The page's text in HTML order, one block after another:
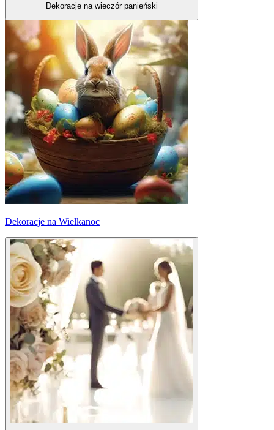
Dekoracje na wieczór panieński
Dekoracje na Wielkanoc